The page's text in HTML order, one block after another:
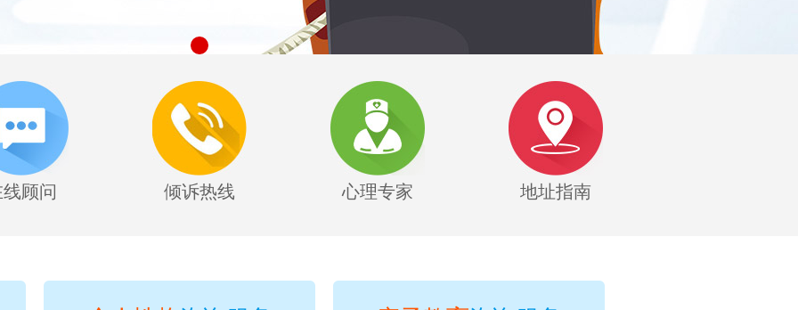
顾问 倾诉热线 心理专家 地址指南